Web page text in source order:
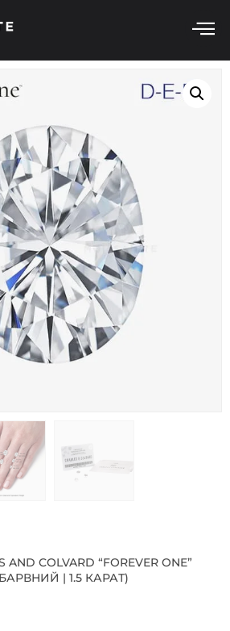
COLVARD “FOREVER ONE”
| 1.5 КАРАТ)